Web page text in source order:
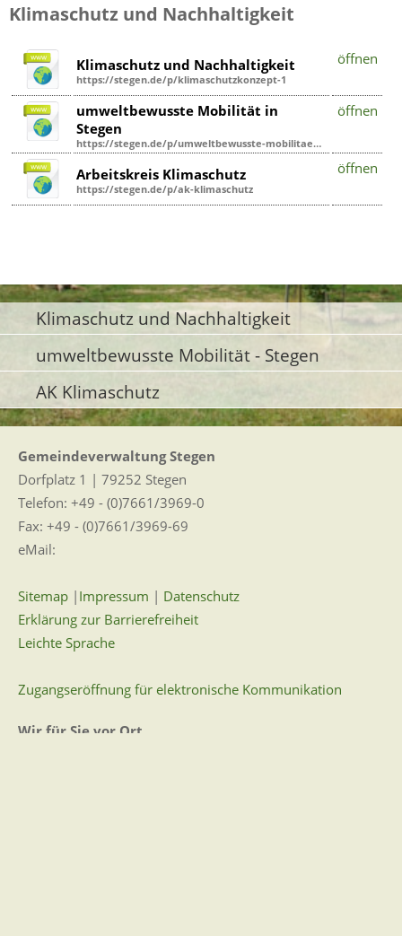
Klimaschutz und Nachhaltigkeit
Klimaschutz und Nachhaltigkeit
https://stegen.de/p/klimaschutzkonzept-1
öffnen
umweltbewusste Mobilität in
Stegen
https://stegen.de/p/umweltbewusste-mobilitaet-stegen
öffnen
Arbeitskreis Klimaschutz
https://stegen.de/p/ak-klimaschutz
öffnen
Klimaschutz und Nachhaltigkeit
umweltbewusste Mobilität - Stegen
AK Klimaschutz
Gemeindeverwaltung Stegen
Dorfplatz 1 | 79252 Stegen
Telefon: +49 - (0)7661/3969-0
Fax: +49 - (0)7661/3969-69
eMail:
Sitemap | Impressum | Datenschutz
Erklärung zur Barrierefreiheit
Leichte Sprache
Zugangseröffnung für elektronische Kommunikation
Wir für Sie vor Ort